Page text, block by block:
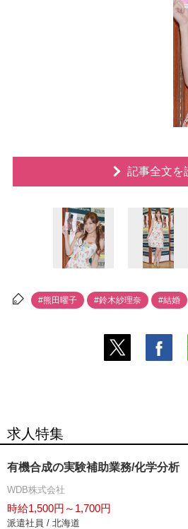
記事全文を
#熊田曜子 #鈴木紗理奈 #結婚
求人特集
有機合成の実験補助業務/化学分析
WDB株式会社
時給1,500円～1,700円
派遣社員 / 北海道